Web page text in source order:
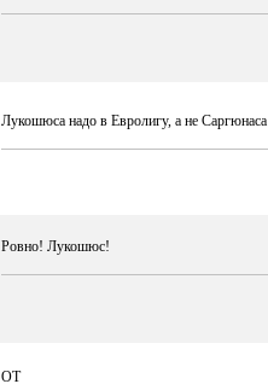
Лукошюса надо в Евролигу, а не Саргюнаса
Ровно! Лукошюс!
ОТ